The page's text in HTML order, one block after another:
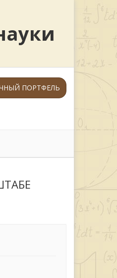
ПОРТФЕЛЬ